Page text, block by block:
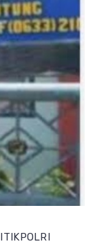
POLRI